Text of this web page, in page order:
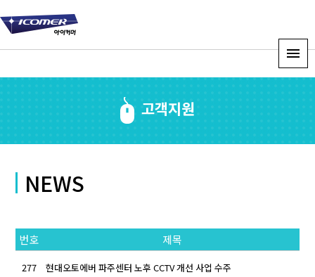
고객지원
NEWS
번호 제목
277 현대오토에버 파주센터 노후 CCTV 개선 사업 수주